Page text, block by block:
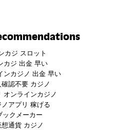
カジ スロット
カジ 出金 早い
ンカジノ 出金 早い
認不要 カジノ
オンラインカジノ
ノアプリ 稼げる
ックメーカー
想通貨 カジノ